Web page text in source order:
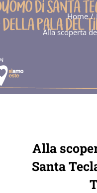
Home /
Alla scoperta
Alla
Santa